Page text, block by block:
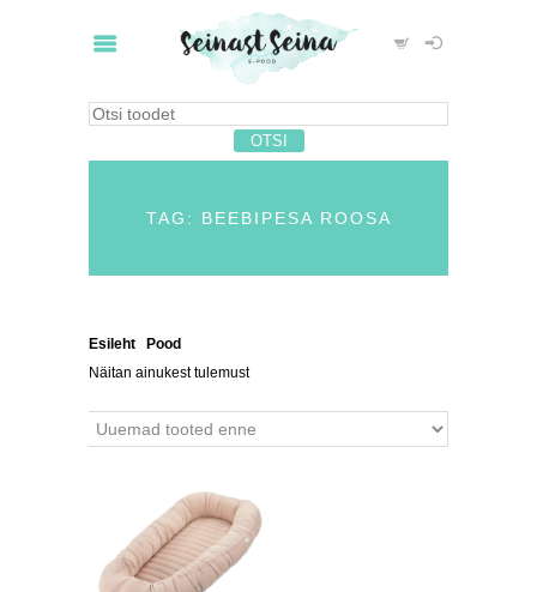
TAG: BEEBIPESA ROOSA
Esileht Pood
Näitan ainukest tulemust